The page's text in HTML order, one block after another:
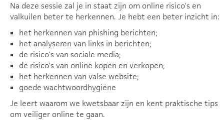
Na deze sessie zal je in staat zijn om online risico's en
valkuilen beter te herkennen. Je hebt een beter inzicht in:
het herkennen van phishing berichten;
het analyseren van links in berichten;
de risico's van sociale media;
de risico's van online kopen en verkopen;
het herkennen van valse website;
goede wachtwoordhygiëne
Je leert waarom we kwetsbaar zijn en kent praktische tips
om veiliger online te gaan.